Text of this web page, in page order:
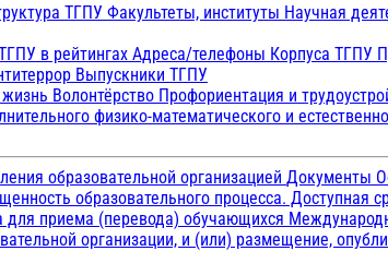
ТГПУ Факультеты, институты Научная
в рейтингах Адреса/телефоны Корпуса ТГПУ
Выпускники ТГПУ
Волонтёрство Профориентация и
физико-математического и
образовательной организацией Документы
образовательного процесса. Доступная
для приема (перевода) обучающихся
организации, и (или) размещение,